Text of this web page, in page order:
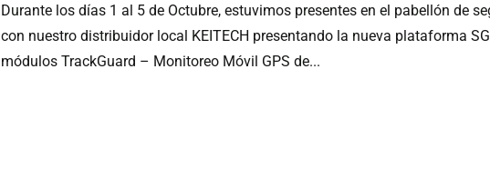
Durante los días 1 al 5 de Octubre, estuvimos presentes en el pabellón de
con nuestro distribuidor local KEITECH presentando la nueva plataforma
módulos TrackGuard – Monitoreo Móvil GPS de...